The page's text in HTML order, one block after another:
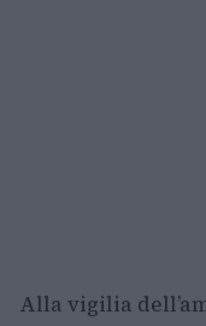
Alla vigilia